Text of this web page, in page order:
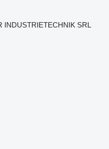
INDUSTRIETECHNIK SRL